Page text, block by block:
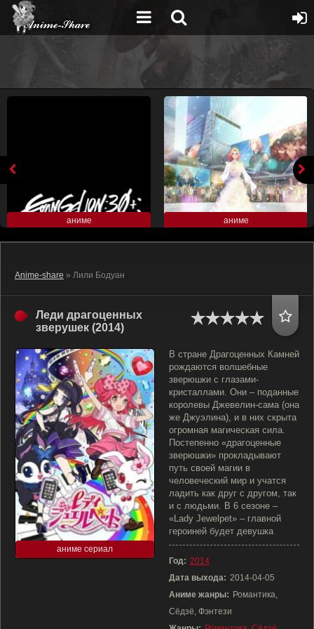
аниме аниме
Anime-share » Лили Бодуан
Леди драгоценных
зверушек (2014)
аниме сериал
В стране Драгоценных Камней
рождаются волшебные
зверюшки с глазами-
кристаллами. Они – поданные
королевы Джевелин-сама (она
же Джуэлина), и в них скрыта
огромная магическая сила.
Постепенно «драгоценные
зверюшки» прокладывают
путь своей магии в
человеческий мир и учатся
ладить как друг с другом, так
и с людьми. В 6 сезоне –
«Lady Jewelpet» – главной
героиней будет девушка
Год: 2014
Дата выхода: 2014-04-05
Аниме жанры: Романтика,
Сёдзё, Фэнтези